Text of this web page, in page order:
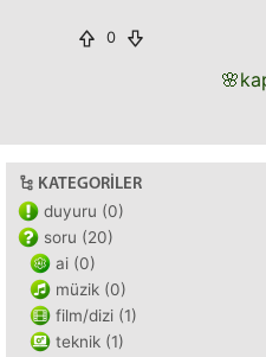
0
🌸
KATEGORILER
duyuru (0)
soru (20)
ai (0)
müzik (0)
film/dizi (1)
teknik (1)